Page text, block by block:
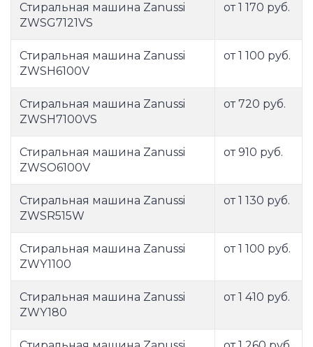
Стиральная машина Zanussi
ZWSG7121VS
от 1 170 руб.
Стиральная машина Zanussi
ZWSH6100V
от 1 100 руб.
Стиральная машина Zanussi
ZWSH7100VS
от 720 руб.
Стиральная машина Zanussi
ZWSO6100V
от 910 руб.
Стиральная машина Zanussi
ZWSR515W
от 1 130 руб.
Стиральная машина Zanussi
ZWY1100
от 1 100 руб.
Стиральная машина Zanussi
ZWY180
от 1 410 руб.